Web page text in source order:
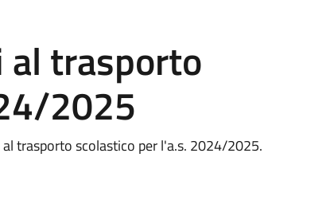
trasporto
2025
trasporto scolastico per l'a.s. 2024/2025.